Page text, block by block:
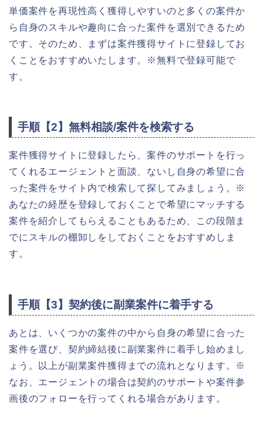
単価案件を再現性高く獲得しやすいのと多くの案件か
ら自身のスキルや趣向に合った案件を選別できるため
です。そのため、まずは案件獲得サイトに登録してお
くことをおすすめいたします。※無料で登録可能で
す。
手順【2】無料相談/案件を検索する
案件獲得サイトに登録したら、案件のサポートを行っ
てくれるエージェントと面談、ないし自身の希望に合
った案件をサイト内で検索して探してみましょう。※
あなたの経歴を登録しておくことで希望にマッチする
案件を紹介してもらえることもあるため、この段階ま
でにスキルの棚卸しをしておくことをおすすめしま
す。
手順【3】契約後に副業案件に着手する
あとは、いくつかの案件の中から自身の希望に合った
案件を選び、契約締結後に副業案件に着手し始めまし
ょう。以上が副業案件獲得までの流れとなります。※
なお、エージェントの場合は契約のサポートや案件参
画後のフォローを行ってくれる場合があります。